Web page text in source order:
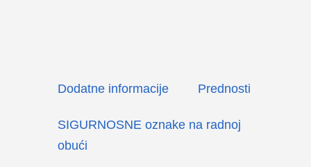
Dodatne informacije Prednosti
SIGURNOSNE oznake na radnoj
obući